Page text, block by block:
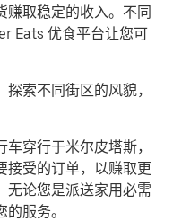
赚取稳定的收入。不同
Eats 优食平台让您可
索不同街区的风貌，
穿行于米尔皮塔斯，
接受的订单，以赚取更
无论您是派送家用必需
服务。